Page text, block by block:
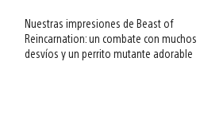
Nuestras impresiones de Beast of
Reincarnation: un combate con muchos
desvíos y un perrito mutante adorable